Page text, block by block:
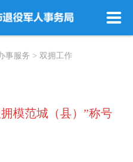
事服务 > 双拥工作
模范城（县）”称号